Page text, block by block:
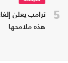
5
ترامب يعلن
هذه ملامحها